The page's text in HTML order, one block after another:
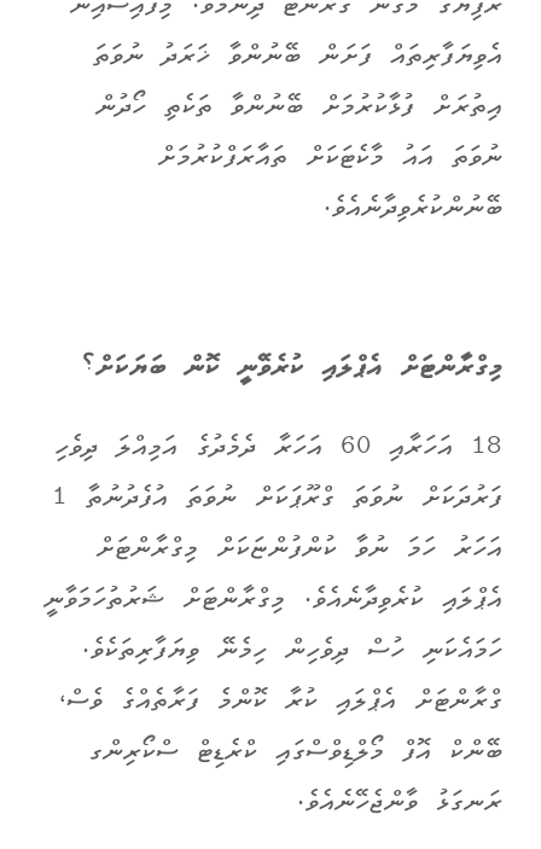
އެވިޔަފާރިތައް ފަށަން ބޭނުންވާ ޚަރަދު ނުވަތަ
އިތުރަށް ފުޅާކުރުމަށް ބޭނުންވާ ތަކެތި ހޯދުން
ނުވަތަ އައު މާކެޓަކަށް ތައާރަފްކުރުމަށް
ބޭނުންކުރެވިދާނެއެވެ.
މިގްރާންޓަށް އެޕްލައި ކުރެވޭނީ ކޮން ބަޔަކަށް؟
18 އަހަރާއި 60 އަހަރާ ދެމެދުގެ އަމިއްލަ ދިވެހި
ފަރުދަކަށް ނުވަތަ ގްރޫޕަކަށް ނުވަތަ އުފެދުނުތާ 1
އަހަރު ހަމަ ނުވާ ކުންފުންޏަކަށް މިގްރާންޓަށް
އެޕްލައި ކުރެވިދާނެއެވެ. މިގްރާންޓަށް ޝަރުތުހަމަވާނީ
ހަމައެކަނި ހުސް ދިވެހިން ހިމެނޭ ވިޔަފާރިތަކެވެ.
ގްރާންޓަށް އެޕްލައި ކުރާ ކޮންމެ ފަރާތެއްގެ ވެސް،
ބޭންކް އޮފް މޯލްޑިވްސްގައި ކްރެޑިޓް ސްކޯރިންގ
ރަނގަޅު ވާންޖެހޭނެއެވެ.